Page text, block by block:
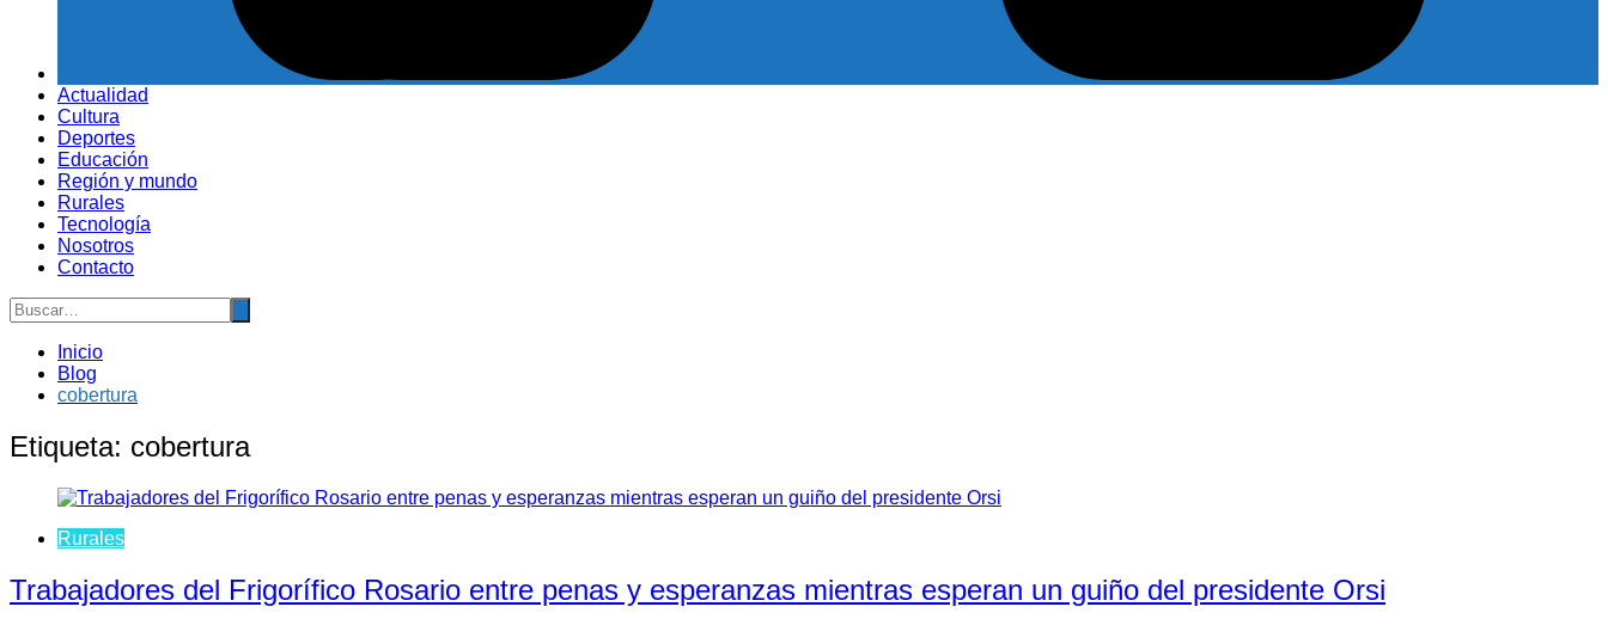
Actualidad
Cultura
Deportes
Educación
Región y mundo
Rurales
Tecnología
Nosotros
Contacto
Inicio
Blog
cobertura
Etiqueta: cobertura
Rurales
Trabajadores del Frigorífico Rosario entre penas y esperanzas mientras esperan un guiño del presidente Orsi